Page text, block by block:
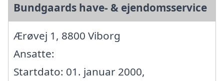
Bundgaards have- & ejendomsservice
Ærøvej 1, 8800 Viborg
Ansatte:
Startdato: 01. januar 2000,